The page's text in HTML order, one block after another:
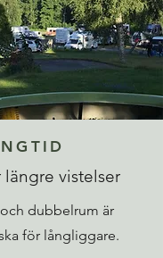
längre vistelser
dubbelrum är
för långliggare.